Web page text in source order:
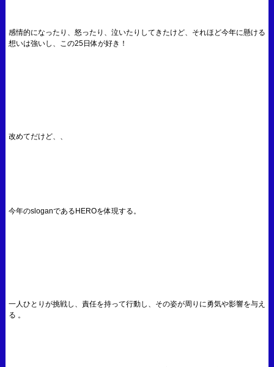
感情的になったり、怒ったり、泣いたりしてきたけど、それほど今年に懸ける
想いは強いし、この25日体が好き！
改めてだけど、、
今年のsloganであるHEROを体現する。
一人ひとりが挑戦し、責任を持って行動し、その姿が周りに勇気や影響を与え
る 。